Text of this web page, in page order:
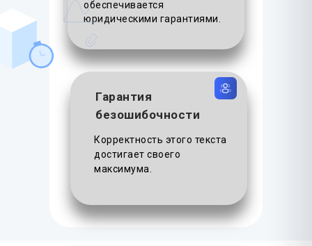
Гарантия
безошибочности
обеспечивается
юридическими гарантиями.
Корректность этого текста
достигает своего
максимума.